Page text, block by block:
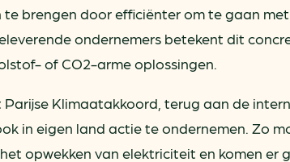
brengen door efficiënter om te gaan
ondernemers betekent dit
of CO2-arme oplossingen.
Parijse Klimaatakkoord, terug aan de
in eigen land actie te ondernemen. Zo
opwekken van elektriciteit en komen er